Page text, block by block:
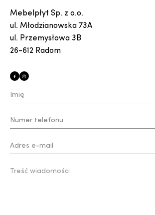
Mebelpłyt Sp. z o.o.
ul. Młodzianowska 73A
ul. Przemysłowa 3B
26-612 Radom